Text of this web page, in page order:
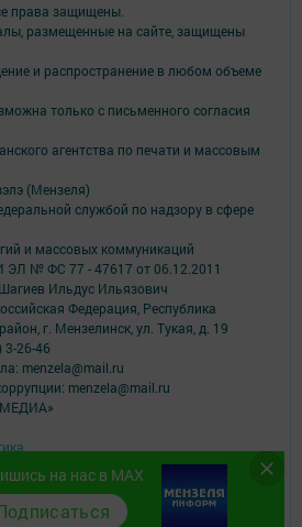
на нас в MAX
права защищены.
размещенные на сайте, защищены
и распространение в любом объеме
только с письменного согласия
агентства по печати и массовым
(Мензеля)
службой по надзору в сфере
и массовых коммуникаций
ЭЛ № ФС 77 - 47617 от 06.12.2011
Ильдус Ильязович
Федерация, Республика
г. Мензелинск, ул. Тукая, д. 19
3-26-46
menzela@mail.ru
menzela@mail.ru
«cookie»
для персонализации сервисов и
отменить в настройках браузера.